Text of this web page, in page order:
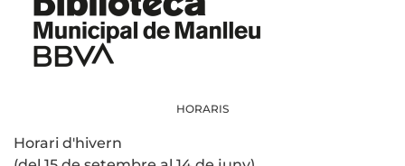
HORARIS
Horari d'hivern